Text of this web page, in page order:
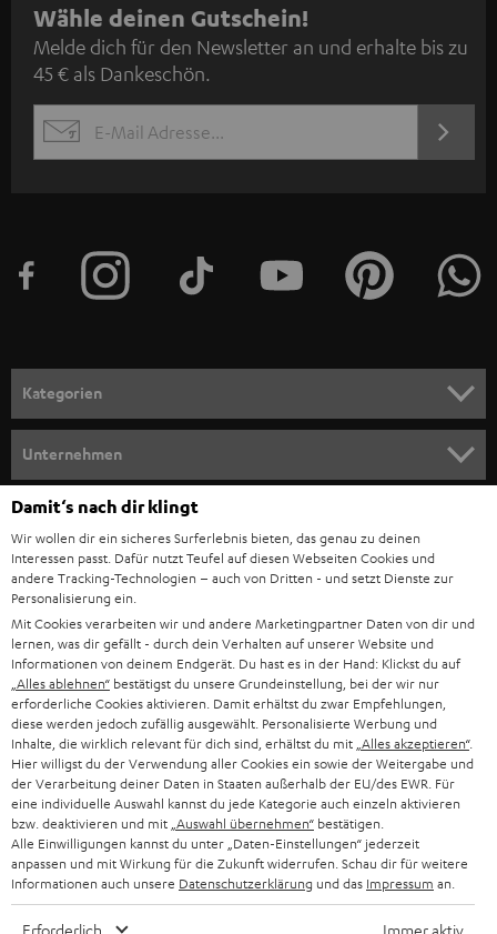
N
e
w
s
l
e
n
m
e
l
d
u
n
g
Wähle deinen Gutschein!
Melde dich für den Newsletter an und erhalte bis zu
45 € als Dankeschön.
EMAIL
JETZT
Kategorien
SOUNDBAR
HIFI-LAUTSPRECHER
SMART HOME
BLUETOOTH-LAUTSPRECHER
KOPFHÖRER
BLUETOOTH-KOPFHÖRER
STEREOANLAGEN
LAUTSPRECHER
Unternehmen
SUPPORT
KARRIERE
PRESSE & MARKETING
GESCHÄFTSKUNDEN
PARTNERPROGRAMM
BLOG
NEWSLETTER
STORES
DEINE VORTEILE BEI TEUFEL
Teufel Onlineshops
DEUTSCHLAND
ÖSTERREICH
SCHWEIZ
NIEDERLANDE
BELGIEN
FRANKREICH
Damit‘s nach dir klingt
Wir wollen dir ein sicheres Surferlebnis bieten, das genau zu deinen
Interessen passt. Dafür nutzt Teufel auf diesen Webseiten Cookies und
andere Tracking-Technologien – auch von Dritten - und setzt Dienste zur
Personalisierung ein.
Mit Cookies verarbeiten wir und andere Marketingpartner Daten von dir und
lernen, was dir gefällt - durch dein Verhalten auf unserer Website und
Informationen von deinem Endgerät. Du hast es in der Hand: Klickst du auf
„Alles ablehnen“ bestätigst du unsere Grundeinstellung, bei der wir nur
erforderliche Cookies aktivieren. Damit erhältst du zwar Empfehlungen,
diese werden jedoch zufällig ausgewählt. Personalisierte Werbung und
Inhalte, die wirklich relevant für dich sind, erhältst du mit „Alles akzeptieren“.
Hier willigst du der Verwendung aller Cookies ein sowie der Weitergabe und
der Verarbeitung deiner Daten in Staaten außerhalb der EU/des EWR. Für
eine individuelle Auswahl kannst du jede Kategorie auch einzeln aktivieren
bzw. deaktivieren und mit „Auswahl übernehmen“ bestätigen.
Alle Einwilligungen kannst du unter „Daten-Einstellungen“ jederzeit
anpassen und mit Wirkung für die Zukunft widerrufen. Schau dir für weitere
Informationen auch unsere Datenschutzerklärung und das Impressum an.
Erforderlich Immer aktiv